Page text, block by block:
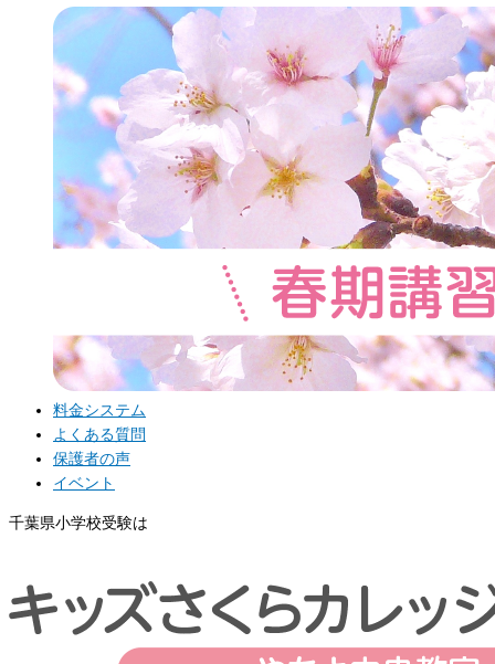
料金システム
よくある質問
保護者の声
イベント
千葉県小学校受験は